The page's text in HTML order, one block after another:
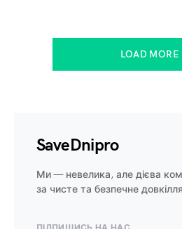
LOAD MORE
SaveDnipro
Ми — невелика, але дієва
за чисте та безпечне